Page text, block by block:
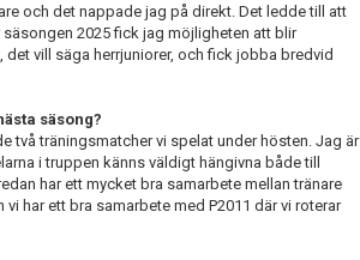
och det nappade jag på direkt. Det ledde till att
2025 fick jag möjligheten att blir
vill säga herrjuniorer, och fick jobba bredvid
säsong?
två träningsmatcher vi spelat under hösten. Jag är
i truppen känns väldigt hängivna både till
har ett mycket bra samarbete mellan tränare
har ett bra samarbete med P2011 där vi roterar